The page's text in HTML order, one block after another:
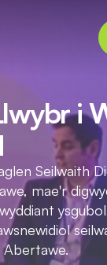
i
Seilwaith
mae'r
Abertawe.